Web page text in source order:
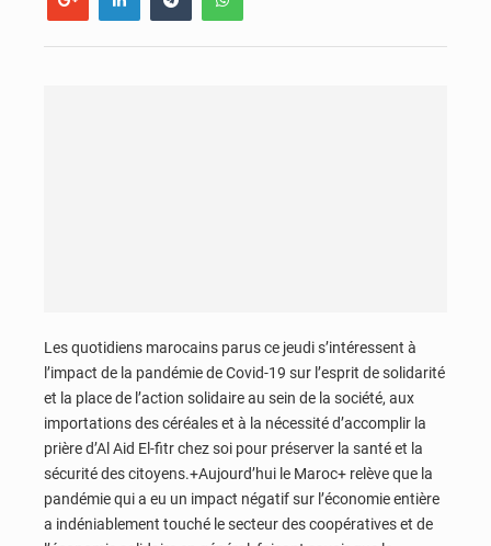
Les quotidiens marocains parus ce jeudi s’intéressent à
l’impact de la pandémie de Covid-19 sur l’esprit de solidarité
et la place de l’action solidaire au sein de la société, aux
importations des céréales et à la nécessité d’accomplir la
prière d’Al Aid El-fitr chez soi pour préserver la santé et la
sécurité des citoyens.+Aujourd’hui le Maroc+ relève que la
pandémie qui a eu un impact négatif sur l’économie entière
a indéniablement touché le secteur des coopératives et de